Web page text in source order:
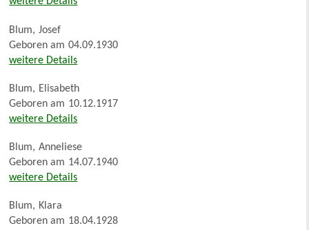
Blum, Josef
Geboren am 04.09.1930
weitere Details
Blum, Elisabeth
Geboren am 10.12.1917
weitere Details
Blum, Anneliese
Geboren am 14.07.1940
weitere Details
Blum, Klara
Geboren am 18.04.1928